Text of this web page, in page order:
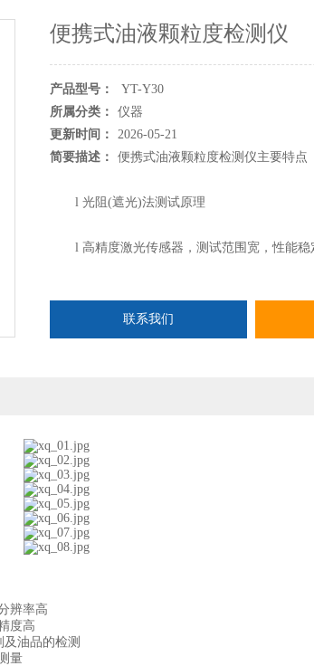
便携式油液颗粒度检测仪
产品型号：
YT-Y30
所属分类：
仪器
更新时间：
2026-05-21
简要描述：
便携式油液颗粒度检测仪主要特点
l 光阻(遮光)法测试原理
l 高精度激光传感器，测试范围宽，性能稳
联系我们
辨率高
度高
油品的检测
量